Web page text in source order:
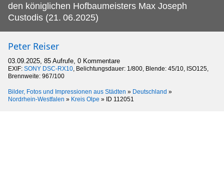
den königlichen Hofbaumeisters Max Joseph
Custodis (21. 06.2025)
Peter Reiser
03.09.2025, 85 Aufrufe, 0 Kommentare
EXIF: SONY DSC-RX10, Belichtungsdauer: 1/800, Blende: 45/10, ISO125,
Brennweite: 967/100
Bilder, Fotos und Impressionen aus Städten » Deutschland »
Nordrhein-Westfalen » Kreis Olpe » ID 112051